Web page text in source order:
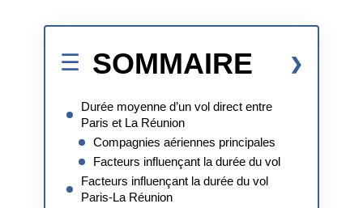
SOMMAIRE
Durée moyenne d’un vol direct entre
Paris et La Réunion
Compagnies aériennes principales
Facteurs influençant la durée du vol
Facteurs influençant la durée du vol
Paris-La Réunion